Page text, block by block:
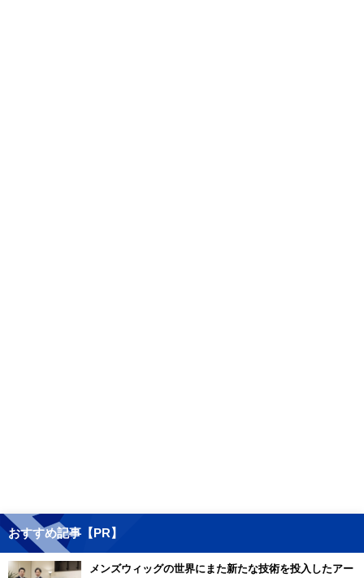
おすすめ記事【PR】
メンズウィッグの世界にまた新たな技術を投入したアー